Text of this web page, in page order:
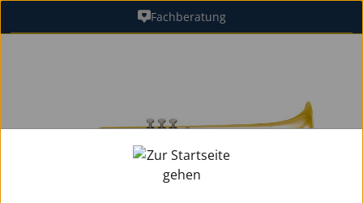
Zum Hauptinhalt springenFachberatung